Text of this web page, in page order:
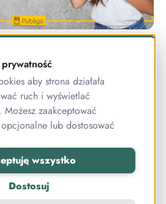
fizycznych w
Teraz Publigo to nie tylko
kompletny system
aby strona działała
ruch i wyświetlać
zaakceptować
lub dostosować
wszystko
Dostosuj